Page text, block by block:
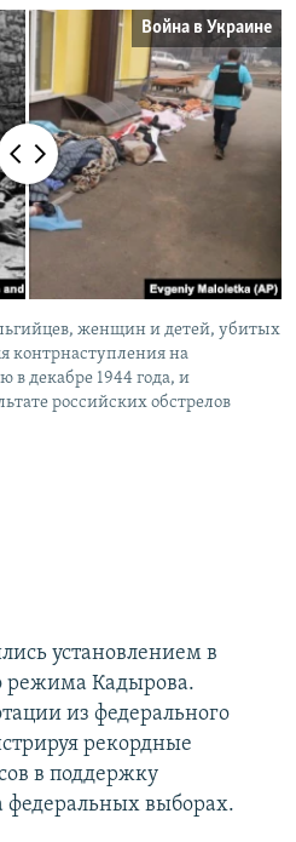
Война в Украине
женщин и детей, убитых
контрнаступления на
в декабре 1944 года, и
российских обстрелов
установлением в
режима Кадырова.
из федерального
рекордные
в поддержку
федеральных выборах.